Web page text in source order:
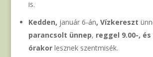
is.
Kedden, január 6-án, Vízkereszt
parancsolt ünnep, reggel 9.00-, és
órakorlesznek szentmisék.